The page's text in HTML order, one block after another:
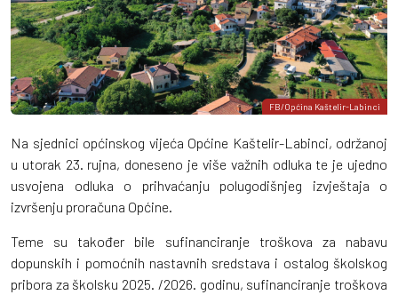
FB/Općina Kaštelir-Labinci
Na sjednici općinskog vijeća Općine Kaštelir-Labinci, održanoj
u utorak 23. rujna, doneseno je više važnih odluka te je ujedno
usvojena odluka o prihvaćanju polugodišnjeg izvještaja o
izvršenju proračuna Općine.
Teme su također bile sufinanciranje troškova za nabavu
dopunskih i pomoćnih nastavnih sredstava i ostalog školskog
pribora za školsku 2025. /2026. godinu, sufinanciranje troškova